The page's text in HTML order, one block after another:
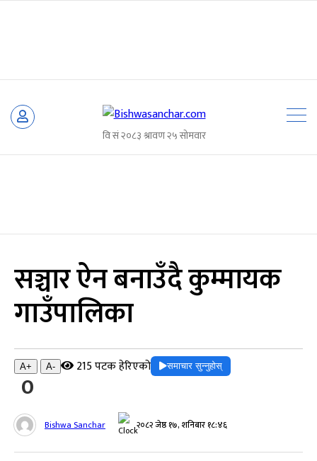
Skip
सञ्चार ऐन बनाउँदै कुम्मायक
गाउँपालिका
A+ A- 215 पटक हेरिएको समाचार सुन्नुहोस्
0
Bishwa Sanchar २०८२ जेष्ठ १७, शनिबार १८:४६